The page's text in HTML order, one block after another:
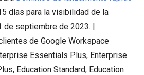
días para la visibilidad de la
de septiembre de 2023. |
de Google Workspace
Essentials Plus, Enterprise
Education Standard, Education